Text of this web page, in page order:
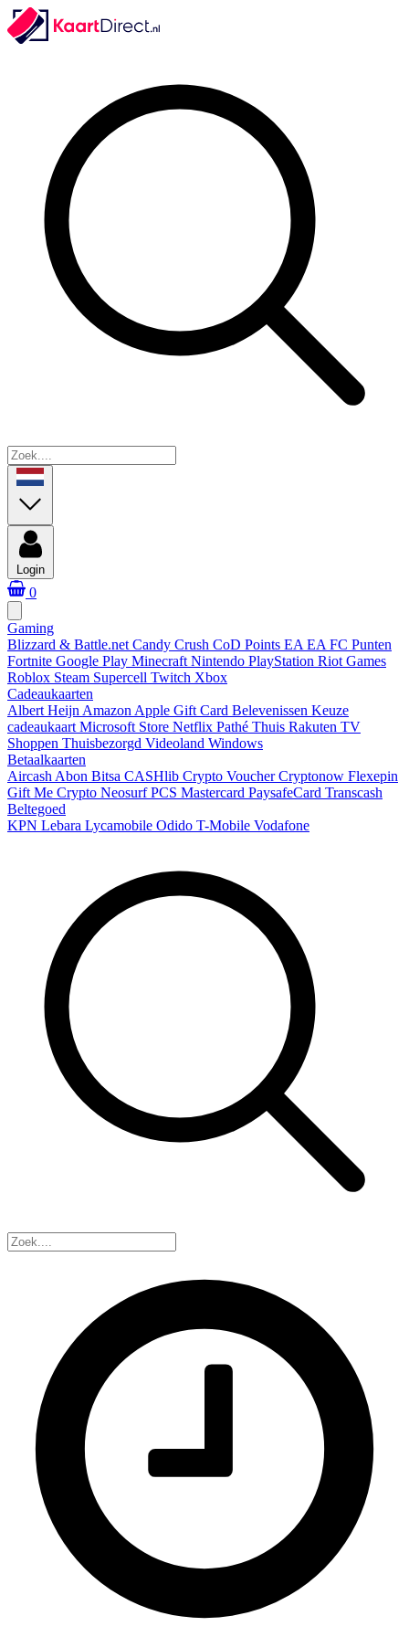
Login
0
Gaming
Blizzard & Battle.net Candy Crush CoD Points EA EA FC Punten
Fortnite Google Play Minecraft Nintendo PlayStation Riot Games
Roblox Steam Supercell Twitch Xbox
Cadeaukaarten
Albert Heijn Amazon Apple Gift Card Belevenissen Keuze
cadeaukaart Microsoft Store Netflix Pathé Thuis Rakuten TV
Shoppen Thuisbezorgd Videoland Windows
Betaalkaarten
Aircash Abon Bitsa CASHlib Crypto VoucherCryptonow Flexepin
Gift Me Crypto NeosurfPCS Mastercard PaysafeCard Transcash
Beltegoed
KPN Lebara Lycamobile Odido T-Mobile Vodafone